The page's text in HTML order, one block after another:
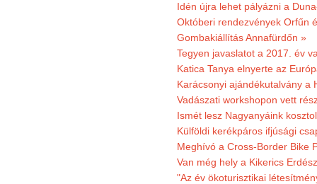
Idén újra lehet pályázni a
Októberi rendezvények Orfűn
Gombakiállítás Annafürdőn »
Tegyen javaslatot a 2017. év
Katica Tanya elnyerte az
Karácsonyi ajándékutalvány a
Vadászati workshopon vett
Ismét lesz Nagyanyáink
Külföldi kerékpáros ifjúsági
Meghívó a Cross-Border Bike
Van még hely a Kikerics
"Az év ökoturisztikai